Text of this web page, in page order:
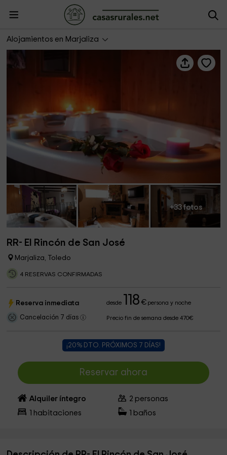
Alojamientos en Marjaliza
RR- El Rincón de San José
+33 fotos
RR- El Rincón de San José
Marjaliza, Toledo
4 RESERVAS CONFIRMADAS
Reserva inmediata desde 118 €persona y noche
Cancelación 7 días Precio fin de semana desde 470€
¡20% DTO. PRÓXIMOS 7 DÍAS!
Reservar ahora
Alquiler íntegro 2 personas
habitaciones baños